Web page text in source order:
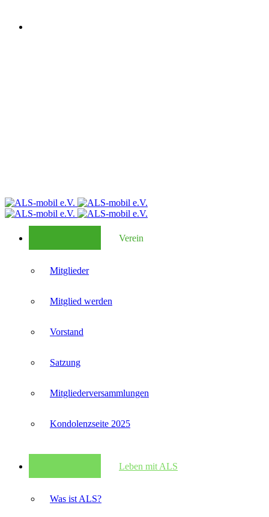
Verein
Mitglieder
Mitglied werden
Vorstand
Satzung
Mitglieder­versammlungen
Kondolenzseite 2025
Leben mit ALS
Was ist ALS?